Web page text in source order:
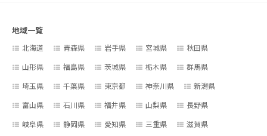
地域一覧
北海道 青森県 岩手県 宮城県
秋田県
山形県
福島県 茨城県 栃木県
群馬県
埼玉県
千葉県 東京都 神奈川県
新潟県
富山県
石川県 福井県 山梨県
長野県
岐阜県
静岡県 愛知県 三重県 滋賀県